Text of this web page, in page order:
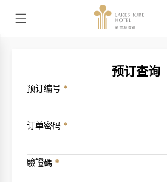
预订查询
预订编号 *
订单密码 *
驗證碼 *